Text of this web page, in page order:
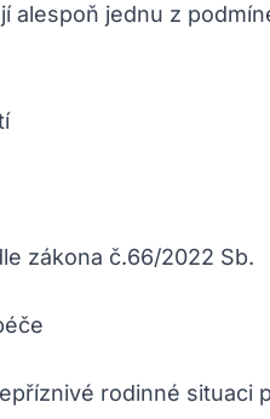
alespoň jednu z
zákona č.66/2022 Sb.
rodinné situaci